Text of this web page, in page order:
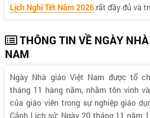
Lịch Nghỉ Tết Năm 2026 rất đầy đủ và
THÔNG TIN VỀ NGÀY
NAM
Ngày Nhà giáo Việt Nam được tổ
tháng 11 hàng năm, nhằm tôn vinh
của giáo viên trong sự nghiệp giáo
Cảnh Lịch sử: Ngày 20 tháng 11 năm